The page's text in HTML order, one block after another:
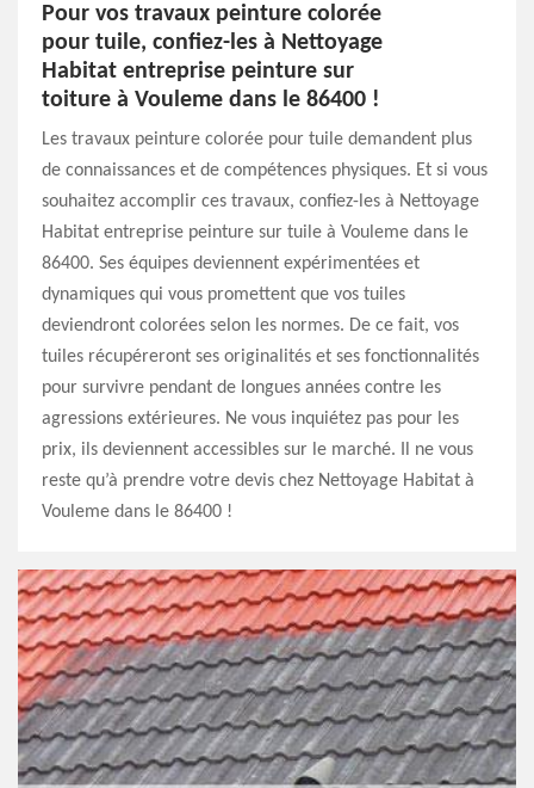
Pour vos travaux peinture colorée
pour tuile, confiez-les à Nettoyage
Habitat entreprise peinture sur
toiture à Vouleme dans le 86400 !
Les travaux peinture colorée pour tuile demandent plus
de connaissances et de compétences physiques. Et si vous
souhaitez accomplir ces travaux, confiez-les à Nettoyage
Habitat entreprise peinture sur tuile à Vouleme dans le
86400. Ses équipes deviennent expérimentées et
dynamiques qui vous promettent que vos tuiles
deviendront colorées selon les normes. De ce fait, vos
tuiles récupéreront ses originalités et ses fonctionnalités
pour survivre pendant de longues années contre les
agressions extérieures. Ne vous inquiétez pas pour les
prix, ils deviennent accessibles sur le marché. Il ne vous
reste qu’à prendre votre devis chez Nettoyage Habitat à
Vouleme dans le 86400 !